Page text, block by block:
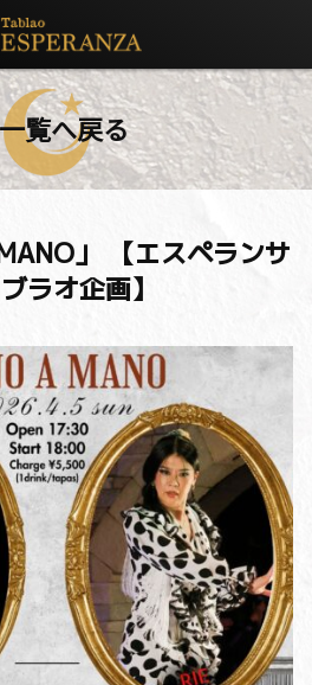
覧へ戻る
」 【エスペランサ
ラオ企画】